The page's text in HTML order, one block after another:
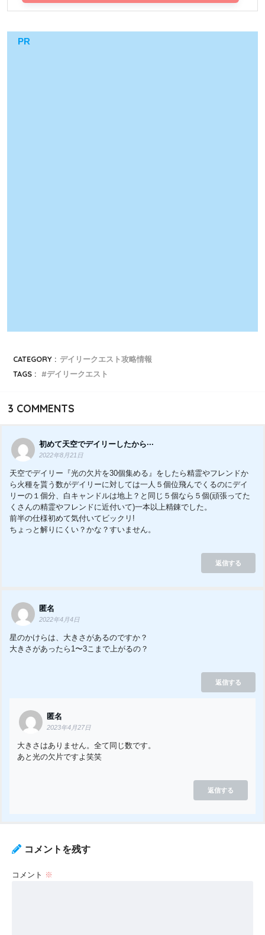
PR
CATEGORY : デイリークエスト攻略情報
TAGS :
デイリークエスト
3 COMMENTS
初めて天空でデイリーしたから···
2022年8月21日
天空でデイリー『光の欠片を30個集める』をしたら精霊やフレンドか
ら火種を貰う数がデイリーに対しては一人５個位飛んでくるのにデイ
リーの１個分、白キャンドルは地上？と同じ５個なら５個(頑張ってた
くさんの精霊やフレンドに近付いて)一本以上精錬でした。
前半の仕様初めて気付いてビックリ!
ちょっと解りにくい？かな？すいません。
返信する
匿名
2022年4月4日
星のかけらは、大きさがあるのですか？
大きさがあったら1〜3こまで上がるの？
返信する
匿名
2023年4月27日
大きさはありません。全て同じ数です。
あと光の欠片ですよ笑笑
返信する
コメントを残す
コメント ※